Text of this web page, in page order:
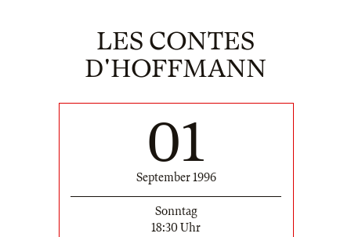
LES CONTES
D'HOFFMANN
01
September 1996
Sonntag
18:30 Uhr